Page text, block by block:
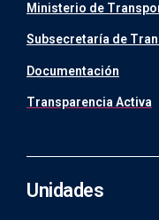
Ministerio de
Subsecretaría de
Documentación
Transparencia Activa
Unidades